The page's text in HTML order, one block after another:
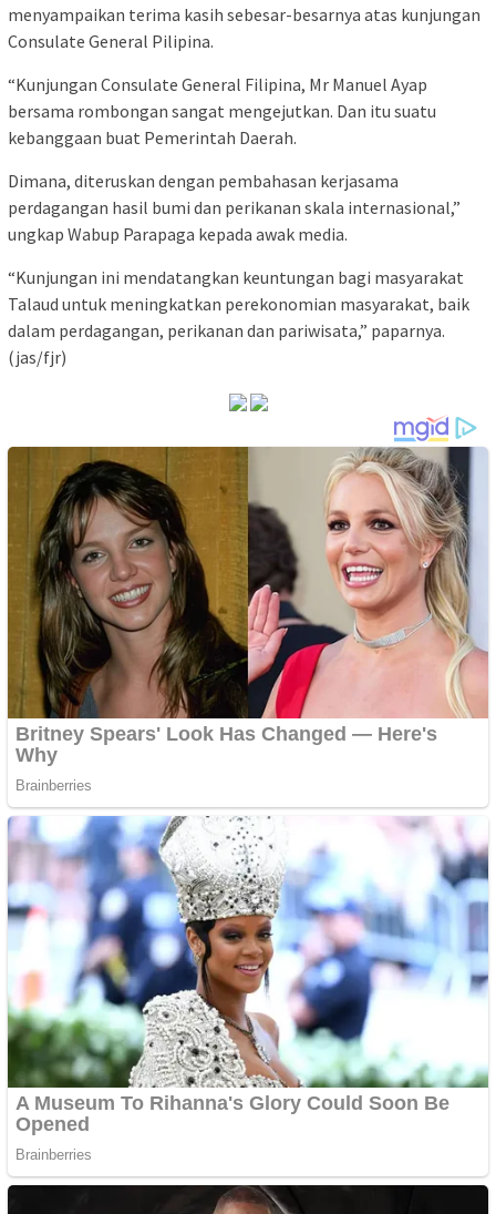
menyampaikan terima kasih sebesar-besarnya atas kunjungan
Consulate General Pilipina.
“Kunjungan Consulate General Filipina, Mr Manuel Ayap
bersama rombongan sangat mengejutkan. Dan itu suatu
kebanggaan buat Pemerintah Daerah.
Dimana, diteruskan dengan pembahasan kerjasama
perdagangan hasil bumi dan perikanan skala internasional,”
ungkap Wabup Parapaga kepada awak media.
“Kunjungan ini mendatangkan keuntungan bagi masyarakat
Talaud untuk meningkatkan perekonomian masyarakat, baik
dalam perdagangan, perikanan dan pariwisata,” paparnya.
(jas/fjr)